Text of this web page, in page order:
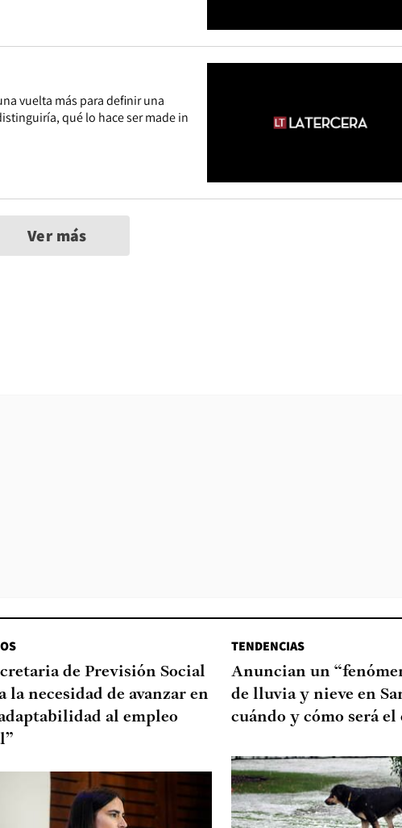
vuelta más para definir una
qué lo hace ser made in
Ver más
de Previsión Social
la necesidad de avanzar en
al empleo
TENDENCIAS
Anuncian un
de lluvia y nieve en
cuándo y cómo será el